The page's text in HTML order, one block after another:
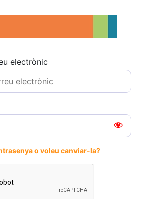
electrònic
o voleu canviar-la?